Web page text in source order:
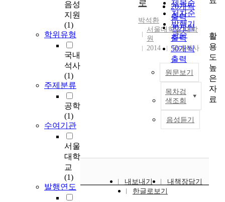
음성
지원
(1)
학위유형
국내
석사
(1)
주제분류
공학
(1)
수여기관
서울
대학
교
(1)
발행연도
제목순
저자순
발행기
관순
20개씩
출력
30개씩
출력
50개씩
출력
100개씩
출력
로
박석환
서울대학교 대학
원
2014
국내석사
원문보기
목차검
색조회
음성듣기
거
내보내기
내책장담기
한글로보기
활
용
도
높
은
자
료